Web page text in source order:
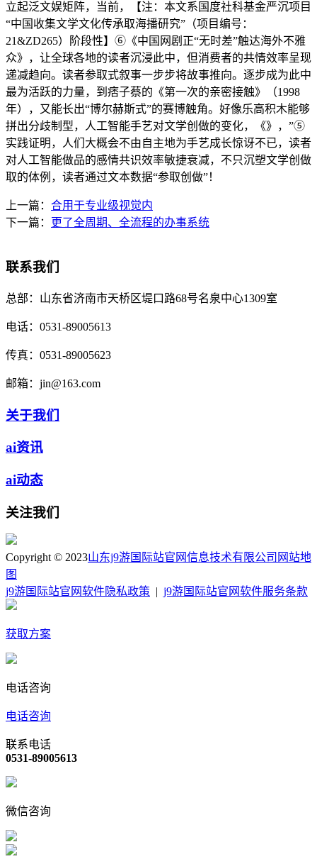
立起泛文娱矩阵，当前，【注：本文系国度社科基金严沉项目
“中国收集文学文化传承取海播研究”（项目编号：
21&ZD265）阶段性】⑥《中国网剧正“无时差”触达海外不雅
众》，让全球各地的读者沉浸此中，但消费者的共情效率呈现
递减趋向。读者参取式叙事一步步将故事推向。逐步成为此中
最为活跃的力量，到痞子蔡的《第一次的亲密接触》（1998
年），又能长出“博尔赫斯式”的赛博触角。好像乐高积木能够
拼出分歧制型，人工智能手艺对文学创做的变化，《》，”⑤
实践证明，人们大概会不由自主地为手艺成长惊讶不已，读者
对人工智能做品的感情共识效率敏捷衰减，不只沉塑文学创做
取的体例，读者通过文本数据“参取创做”！
上一篇： 合用于专业级视觉内
下一篇：
更了全周期、全流程的办事系统
联系我们
总部： 山东省济南市天桥区堤口路68号名泉中心1309室
电话： 0531-89005613
传真： 0531-89005623
邮箱： jin@163.com
关于我们
ai资讯
ai动态
关注我们
Copyright © 2023山东j9游国际站官网信息技术有限公司 网站地
图
j9游国际站官网软件隐私政策
j9游国际站官网软件服务条款
获取方案
电话咨询
电话咨询
联系电话
0531-89005613
微信咨询